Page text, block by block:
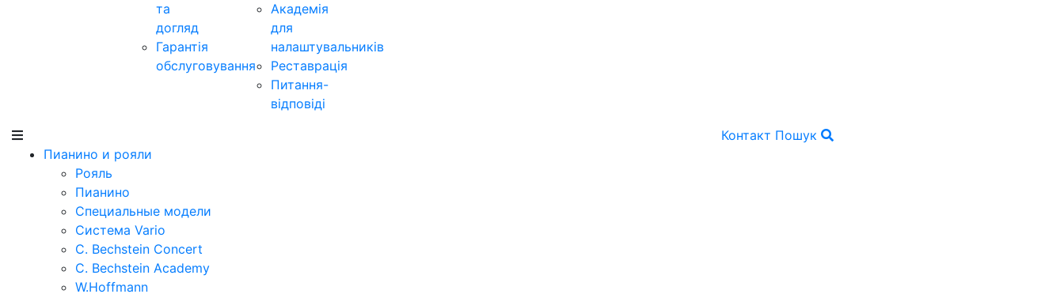
та
догляд
Гарантія
обслуговування
Академія
для
налаштувальників
Реставрація
Питання-
відповіді
Пианино и рояли
Рояль
Пианино
Специальные модели
Система Vario
C. Bechstein Concert
C. Bechstein Academy
W.Hoffmann
Контакт Пошук